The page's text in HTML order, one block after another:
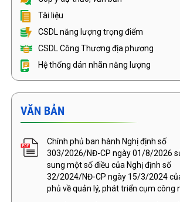
Tài liệu
CSDL năng lượng trọng điểm
CSDL Công Thương địa phương
Hệ thống dán nhãn năng lượng
VĂN BẢN
Chính phủ ban hành Nghị định số
303/2026/NĐ-CP ngày 01/8/2026
sung một số điều của Nghị định số
32/2024/NĐ-CP ngày 15/3/2024
phủ về quản lý, phát triển cụm công